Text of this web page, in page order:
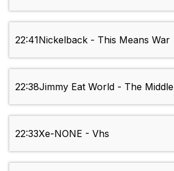
22:41Nickelback - This Means War
22:38Jimmy Eat World - The Middle
22:33Xe-NONE - Vhs